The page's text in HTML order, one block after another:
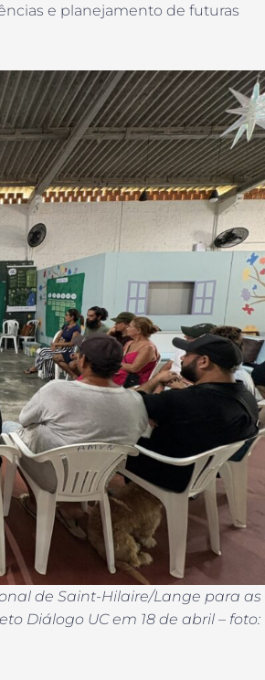
e planejamento de futuras
de Saint-Hilaire/Lange para as
Diálogo UC em 18 de abril – foto: